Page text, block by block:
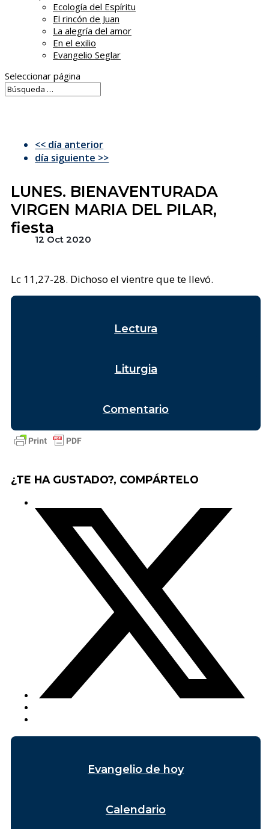
Ecología del Espíritu
El rincón de Juan
La alegría del amor
En el exilio
Evangelio Seglar
Seleccionar página
<< día anterior
día siguiente >>
LUNES. BIENAVENTURADA
VIRGEN MARIA DEL PILAR,
fiesta
12 Oct 2020
Lc 11,27-28. Dichoso el vientre que te llevó.
Lectura
Liturgia
Comentario
¿TE HA GUSTADO?, COMPÁRTELO
Evangelio de hoy
Calendario